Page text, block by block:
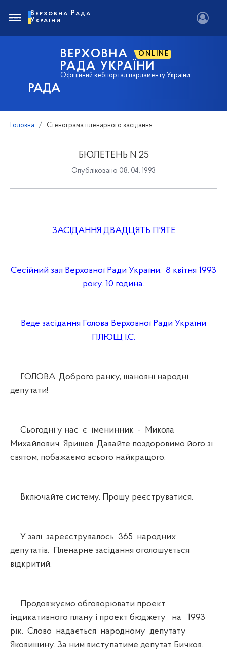
РАДА
ВЕРХОВНА ONLINE
РАДА УКРАЇНИ
Офіційний вебпортал парламенту України
Верховна Рада
України
Головна Стенограма пленарного засідання
БЮЛЕТЕНЬ N 25
Опубліковано 08. 04. 1993
ЗАСІДАННЯ ДВАДЦЯТЬ П'ЯТЕ
Сесійний зал Верховної Ради України. 8 квітня 1993
року. 10 година.
Веде засідання Голова Верховної Ради України
ПЛЮЩ І.С.
ГОЛОВА. Доброго ранку, шановні народні
депутати!
Сьогодні у нас є іменинник - Микола
Михайлович Яришев. Давайте поздоровимо його зі
святом, побажаємо всього найкращого.
Включайте систему. Прошу реєструватися.
У залі зареєструвалось 365 народних
депутатів. Пленарне засідання оголошується
відкритий.
Продовжуємо обговорювати проект
індикативного плану і проект бюджету на 1993
рік. Слово надається народному депутату
Яковишину. За ним виступатиме депутат Бичков.